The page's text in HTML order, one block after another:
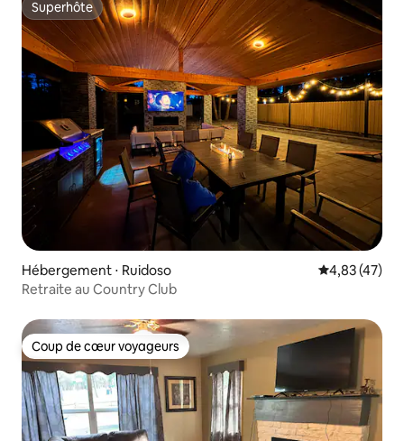
Superhôte
Superhôte
Hébergement ⋅ Ruidoso Évaluation
4,83 (47)
Retraite au Country Club
Coup de cœur voyageurs
Coup de cœur voyageurs